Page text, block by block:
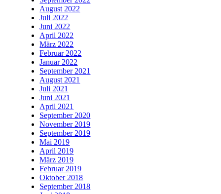
August 2022
Juli 2022
Juni 2022
April 2022
März 2022
Februar 2022
Januar 2022
September 2021
August 2021
Juli 2021
Juni 2021
April 2021
September 2020
November 2019
September 2019
Mai 2019
April 2019
März 2019
Februar 2019
Oktober 2018
September 2018